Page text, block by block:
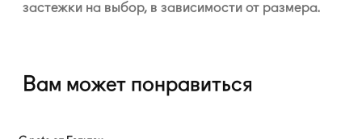
застежки на выбор, в зависимости от размера.
Вам может понравиться